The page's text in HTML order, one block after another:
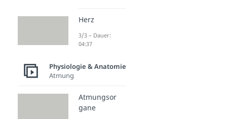
Herz
3/3 – Dauer:
04:37
Physiologie & Anatomie
Atmung
Atmungsor
gane